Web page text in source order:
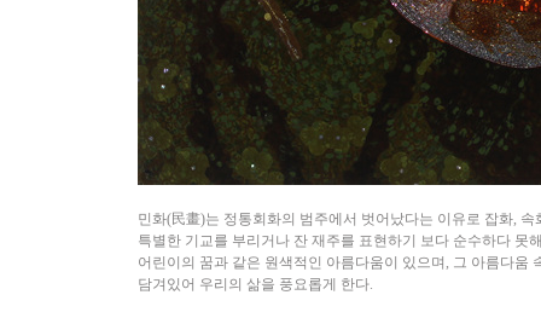
민화(民畫)는 정통회화의 범주에서 벗어났다는 이유로 잡화,
특별한 기교를 부리거나 잔 재주를 표현하기 보다 순수하다
어린이의 꿈과 같은 원색적인 아름다움이 있으며, 그 아름다
담겨있어 우리의 삶을 풍요롭게 한다.